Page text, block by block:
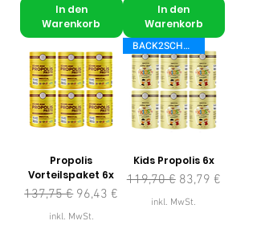
In den
Warenkorb
In den
Warenkorb
Propolis
Vorteilspaket 6x
Standardpreis
137,75 € Sale-Preis
96,43 €
inkl. MwSt.
BACK2SCHOOL
Kids Propolis 6x
Standardpreis
119,70 € Sale-Preis
83,79 €
inkl. MwSt.